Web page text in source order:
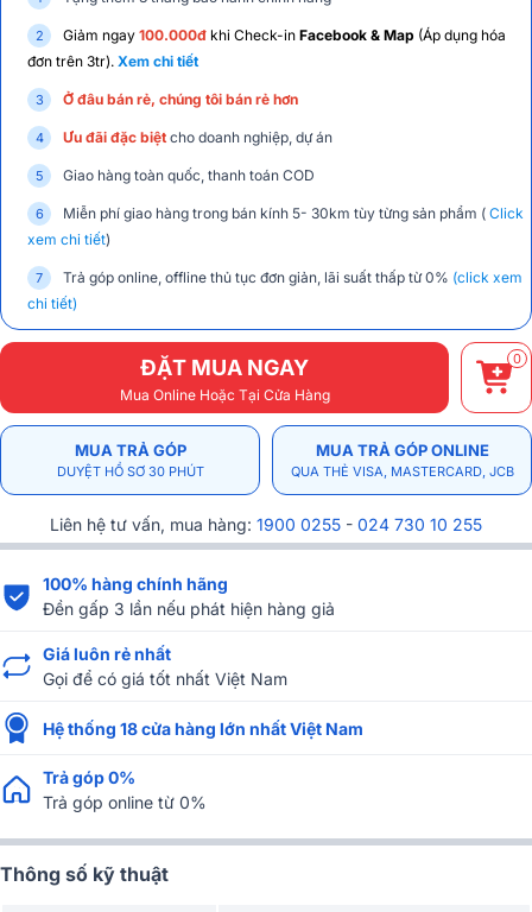
Giảm ngay 100.000đ khi Check-in Facebook & Map (Áp dụng hóa
đơn trên 3tr). Xem chi tiết
Ở đâu bán rẻ, chúng tôi bán rẻ hơn
Ưu đãi đặc biệt cho doanh nghiệp, dự án
Giao hàng toàn quốc, thanh toán COD
Miễn phí giao hàng trong bán kính 5- 30km tùy từng sản phẩm ( Click
xem chi tiết)
Trả góp online, offline thủ tục đơn giản, lãi suất thấp từ 0% (click xem
chi tiết)
ĐẶT MUA NGAY
Mua Online Hoặc Tại Cửa Hàng
0
MUA TRẢ GÓP
DUYỆT HỒ SƠ 30 PHÚT
MUA TRẢ GÓP ONLINE
QUA THẺ VISA, MASTERCARD, JCB
Liên hệ tư vấn, mua hàng: 1900 0255 - 024 730 10 255
100% hàng chính hãng
Đền gấp 3 lần nếu phát hiện hàng giả
Giá luôn rẻ nhất
Gọi để có giá tốt nhất Việt Nam
Hệ thống 18 cửa hàng lớn nhất Việt Nam
Trả góp 0%
Trả góp online từ 0%
Thông số kỹ thuật